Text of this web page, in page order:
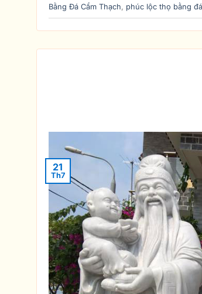
Bằng Đá Cẩm Thạch, phúc lộc thọ bằng đá
21
Th7